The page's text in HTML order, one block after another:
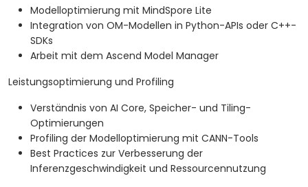
Modelloptimierung mit MindSpore Lite
Integration von OM-Modellen in Python-APIs oder C++-
SDKs
Arbeit mit dem Ascend Model Manager
Leistungsoptimierung und Profiling
Verständnis von AI Core, Speicher- und Tiling-
Optimierungen
Profiling der Modelloptimierung mit CANN-Tools
Best Practices zur Verbesserung der
Inferenzgeschwindigkeit und Ressourcennutzung